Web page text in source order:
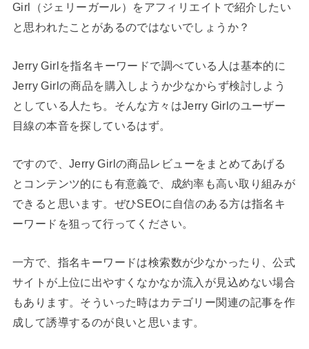
Girl（ジェリーガール）をアフィリエイトで紹介したい
と思われたことがあるのではないでしょうか？
Jerry Girlを指名キーワードで調べている人は基本的に
Jerry Girlの商品を購入しようか少なからず検討しよう
としている人たち。そんな方々はJerry Girlのユーザー
目線の本音を探しているはず。
ですので、Jerry Girlの商品レビューをまとめてあげる
とコンテンツ的にも有意義で、成約率も高い取り組みが
できると思います。ぜひSEOに自信のある方は指名キ
ーワードを狙って行ってください。
一方で、指名キーワードは検索数が少なかったり、公式
サイトが上位に出やすくなかなか流入が見込めない場合
もあります。そういった時はカテゴリー関連の記事を作
成して誘導するのが良いと思います。